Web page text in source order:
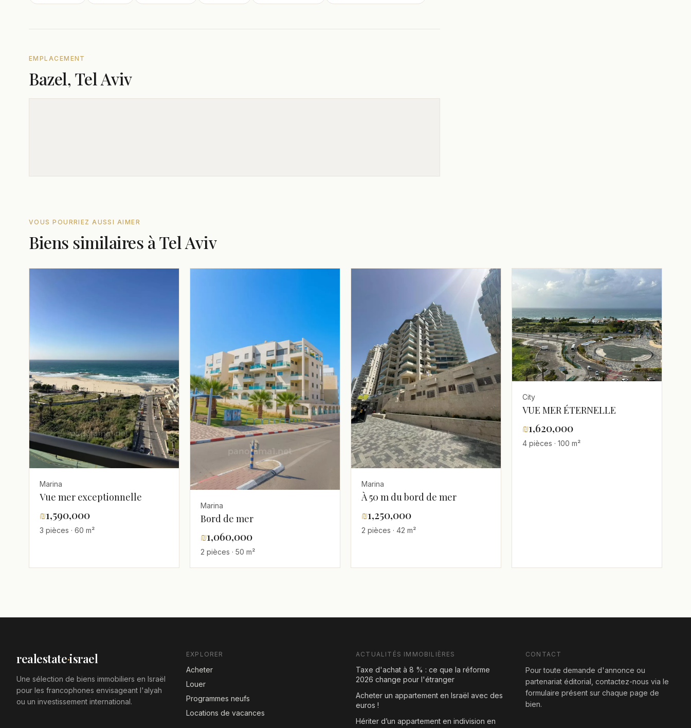
EMPLACEMENT
Bazel, Tel Aviv
VOUS POURRIEZ AUSSI AIMER
Biens similaires à Tel Aviv
Marina
Vue mer exceptionnelle
₪1,590,000
3 pièces · 60 m²
Marina
Bord de mer
₪1,060,000
2 pièces · 50 m²
Marina
À 50 m du bord de mer
₪1,250,000
2 pièces · 42 m²
City
VUE MER ÉTERNELLE
₪1,620,000
4 pièces · 100 m²
realestate·israel
Une sélection de biens immobiliers en Israël
pour les francophones envisageant l'alyah
ou un investissement international.
EXPLORER
Acheter
Louer
Programmes neufs
Locations de vacances
ACTUALITÉS IMMOBILIÈRES
Taxe d'achat à 8 % : ce que la réforme
2026 change pour l'étranger
Acheter un appartement en Israël avec des
euros !
Hériter d’un appartement en indivision en
CONTACT
Pour toute demande d'annonce ou
partenariat éditorial, contactez-nous via le
formulaire présent sur chaque page de
bien.